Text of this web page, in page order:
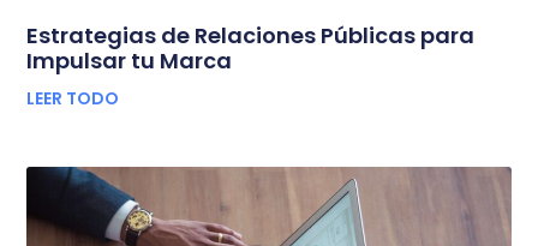
Estrategias de Relaciones Públicas para
Impulsar tu Marca
LEER TODO